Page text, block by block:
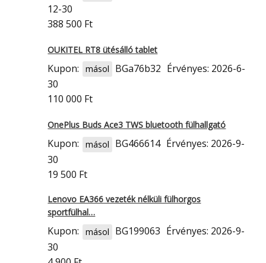
12-30
388 500 Ft
OUKITEL RT8 ütésálló tablet
Kupon: másol BGa76b32 Érvényes: 2026-6-
30
110 000 Ft
OnePlus Buds Ace3 TWS bluetooth fülhallgató
Kupon: másol BG466614 Érvényes: 2026-9-
30
19 500 Ft
Lenovo EA366 vezeték nélküli fülhorgos
sportfülhal…
Kupon: másol BG199063 Érvényes: 2026-9-
30